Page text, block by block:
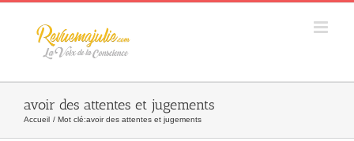
Skip
avoir des attentes et jugements
Accueil Mot clé:avoir des attentes et jugements